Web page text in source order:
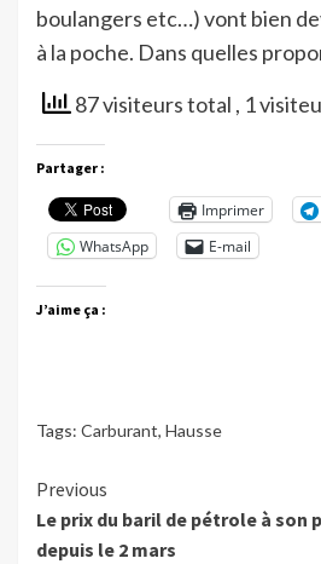
boulangers etc…) vont bien
à la poche. Dans quelles
87 visiteurs total , 1
Partager :
Imprimer
WhatsApp
E-mail
J’aime ça :
Tags: Carburant, Hausse
Continue
Reading
Previous
Le prix du baril de pétrole à son
depuis le 2 mars